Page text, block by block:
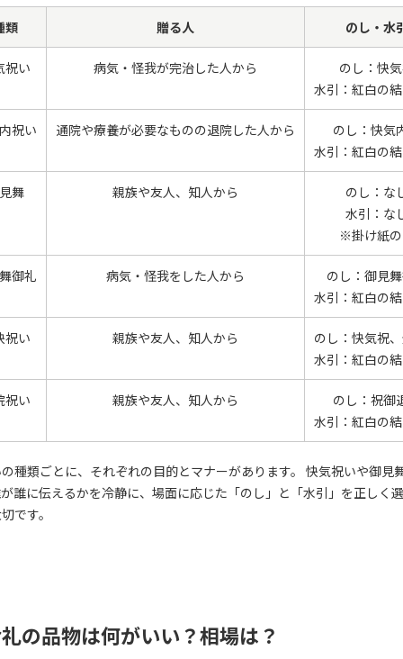
類 贈る人 のし・水
祝い 病気・怪我が完治した人から
のし：快
水引：紅白の
祝い 通院や療養が必要なものの退院した人から
のし：快気
水引：紅白の
舞 親族や友人、知人から
のし：な
水引：な
※掛け紙
御礼 病気・怪我をした人から
のし：御見
水引：紅白の
祝い 親族や友人、知人から
のし：快気祝
水引：紅白の
祝い 親族や友人、知人から
のし：祝御
水引：紅白の
種類ごとに、それぞれの目的とマナーがあります。 快気祝いや御見
誰に伝えるかを冷静に、場面に応じた「のし」と「水引」を正しく
です。
の品物は何がいい？相場は？